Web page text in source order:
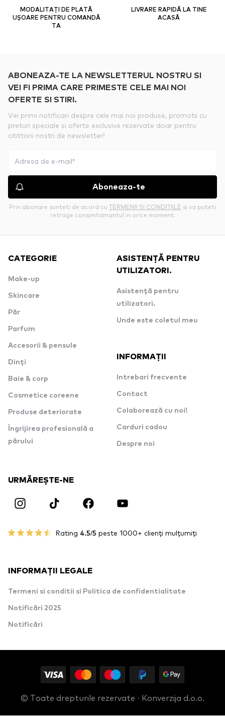
MODALITAȚI DE PLATĂ
UȘOARE PENTRU COMANDĂ
TA
LIVRARE RAPIDĂ LA TINE
ACASĂ
ABONEAZA-TE LA NEWSLETTERUL NOSTRU SI
VEI FI PRIMA CARE PRIMESTE CELE MAI NOI
OFERTE SI STIRI.
Vei primi notificari despre cele mai noi produse, promotii cu
preturi speciale si oferte exclusive rezervate doar pentru
citittorii nostri de newsletter!
Aboneaza-te
Prin abonare sunteti de acord cu TERMENII SI CONDITIILE si va puteti
retrage consimtamantul in orice moment.
CATEGORIE
Make-up
Skincare
Păr
Parfum
Accesorii & pensule
Dinți
Baie & corp
Cosmetice coreene
Produse deteriorate
Îngrijirea profesională a
părului
ASISTENȚĂ PENTRU
UTILIZATORI.
Asistență pentru
utilizatori.
Unde este coletul meu
INFORMAȚII
Intrebari frecvente
Contact
Colaborează cu noi!
Carduri cadou
Despre noi
URMĂREȘTE-NE
Rating 4.5/5 peste 1000+ clienți mulțumiți
INFORMAȚII LEGALE
Termeni si conditii si Politica de confidentialitate
Notificări 2025
Notificări
© Toate drepturile rezervate · Konverzija d.o.o.